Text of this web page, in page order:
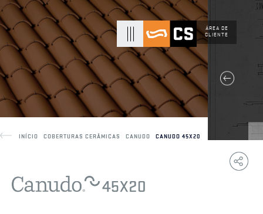
ÁREA DE
CLIENTE
INÍCIO COBERTURAS CERÂMICAS CANUDO CANUDO 45X20
Copy
Link